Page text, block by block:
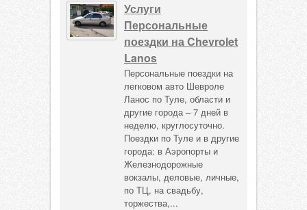
Услуги
Персональные
поездки на Chevrolet
Lanos
Персональные поездки на
легковом авто Шевроле
Ланос по Туле, области и
другие города – 7 дней в
неделю, круглосуточно.
Поездки по Туле и в другие
города: в Аэропорты и
Железнодорожные
вокзалы, деловые, личные,
по ТЦ, на свадьбу,
торжества,...